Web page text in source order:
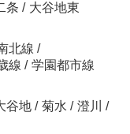
条 / 大谷地東
北線 /
線 / 学園都市線
谷地 / 菊水 / 澄川 /